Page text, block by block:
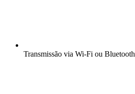
Transmissão via Wi-Fi ou Bluetooth